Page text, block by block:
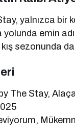
yalnızca bir
yolunda emin
sezonunda
The Stay,